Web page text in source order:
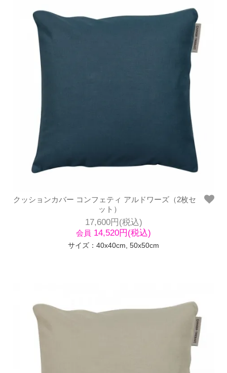
クッションカバー コンフェティ アルドワーズ（2枚セ
ット）
17,600円(税込)
会員 14,520円(税込)
サイズ：40x40cm, 50x50cm